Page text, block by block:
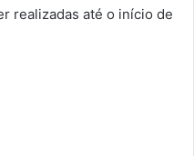
realizadas até o início de